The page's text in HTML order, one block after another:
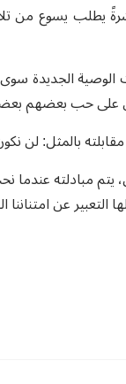
يطلب يسوع من
الجديدة
على حب بعضهم
بالمثل: لن
يتم مبادلته عندما
التعبير عن